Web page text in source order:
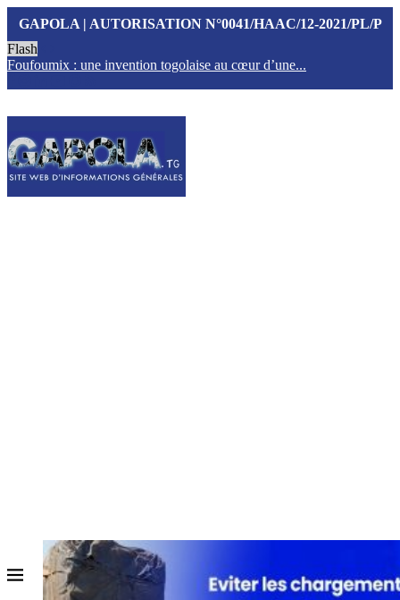
GAPOLA | AUTORISATION N°0041/HAAC/12-2021/PL/P
Flash
Foufoumix : une invention togolaise au cœur d’une...